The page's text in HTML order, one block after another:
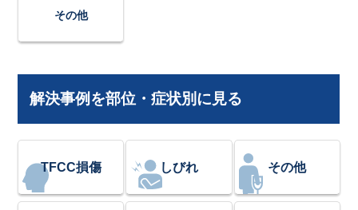
その他
解決事例を部位・症状別に見る
TFCC損傷 しびれ その他